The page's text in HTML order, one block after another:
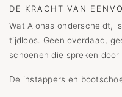
DE KRACHT VAN
Wat Alohas onderscheidt,
tijdloos. Geen overdaad,
schoenen die spreken
De instappers en